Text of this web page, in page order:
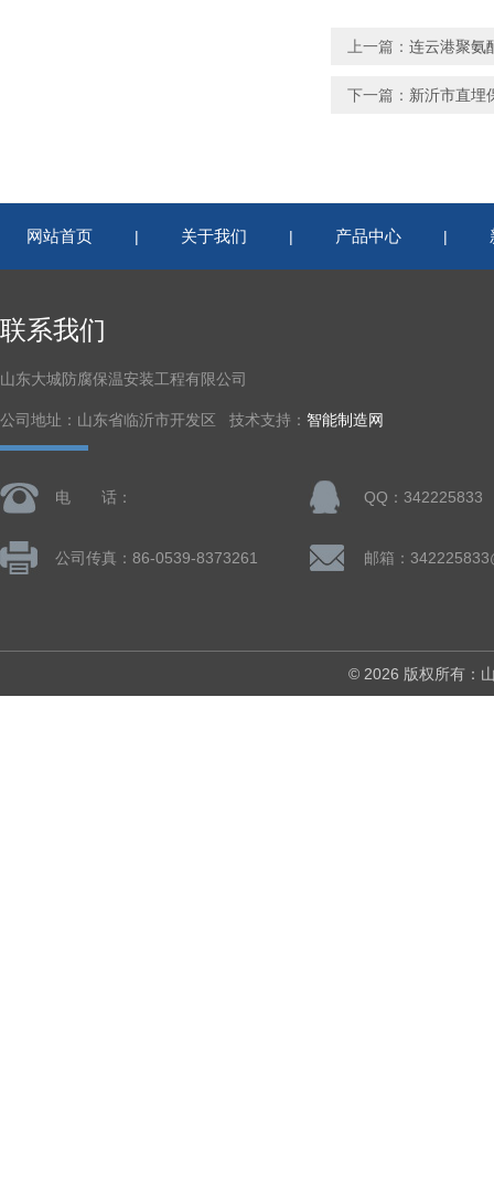
上一篇： 连云港聚氨
下一篇： 新沂市直埋
网站首页 | 关于我们 | 产品中心 |
联系我们
山东大城防腐保温安装工程有限公司
公司地址：山东省临沂市开发区 技术支持： 智能制造网
电 话： QQ：342225833
公司传真：86-0539-8373261 邮箱：
© 2026 版权所有：